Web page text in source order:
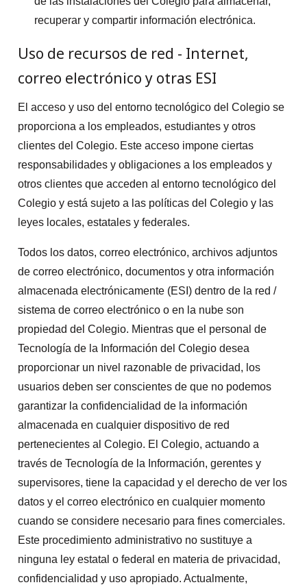
recuperar y compartir información electrónica.
Uso de recursos de red - Internet,
correo electrónico y otras ESI
El acceso y uso del entorno tecnológico del Colegio se
proporciona a los empleados, estudiantes y otros
clientes del Colegio. Este acceso impone ciertas
responsabilidades y obligaciones a los empleados y
otros clientes que acceden al entorno tecnológico del
Colegio y está sujeto a las políticas del Colegio y las
leyes locales, estatales y federales.
Todos los datos, correo electrónico, archivos adjuntos
de correo electrónico, documentos y otra información
almacenada electrónicamente (ESI) dentro de la red /
sistema de correo electrónico o en la nube son
propiedad del Colegio. Mientras que el personal de
Tecnología de la Información del Colegio desea
proporcionar un nivel razonable de privacidad, los
usuarios deben ser conscientes de que no podemos
garantizar la confidencialidad de la información
almacenada en cualquier dispositivo de red
pertenecientes al Colegio. El Colegio, actuando a
través de Tecnología de la Información, gerentes y
supervisores, tiene la capacidad y el derecho de ver los
datos y el correo electrónico en cualquier momento
cuando se considere necesario para fines comerciales.
Este procedimiento administrativo no sustituye a
ninguna ley estatal o federal en materia de privacidad,
confidencialidad y uso apropiado. Actualmente,